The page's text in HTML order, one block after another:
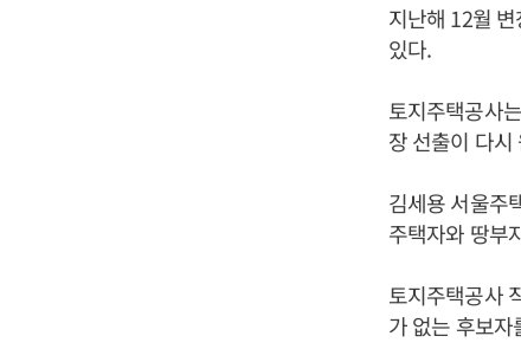
지난해 12월
있다.
토지주택공사
장 선출이 다
김세용 서울주
주택자와 땅부
토지주택공사
가 없는 후보